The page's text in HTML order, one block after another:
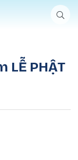
dung
LỄ PHẬT